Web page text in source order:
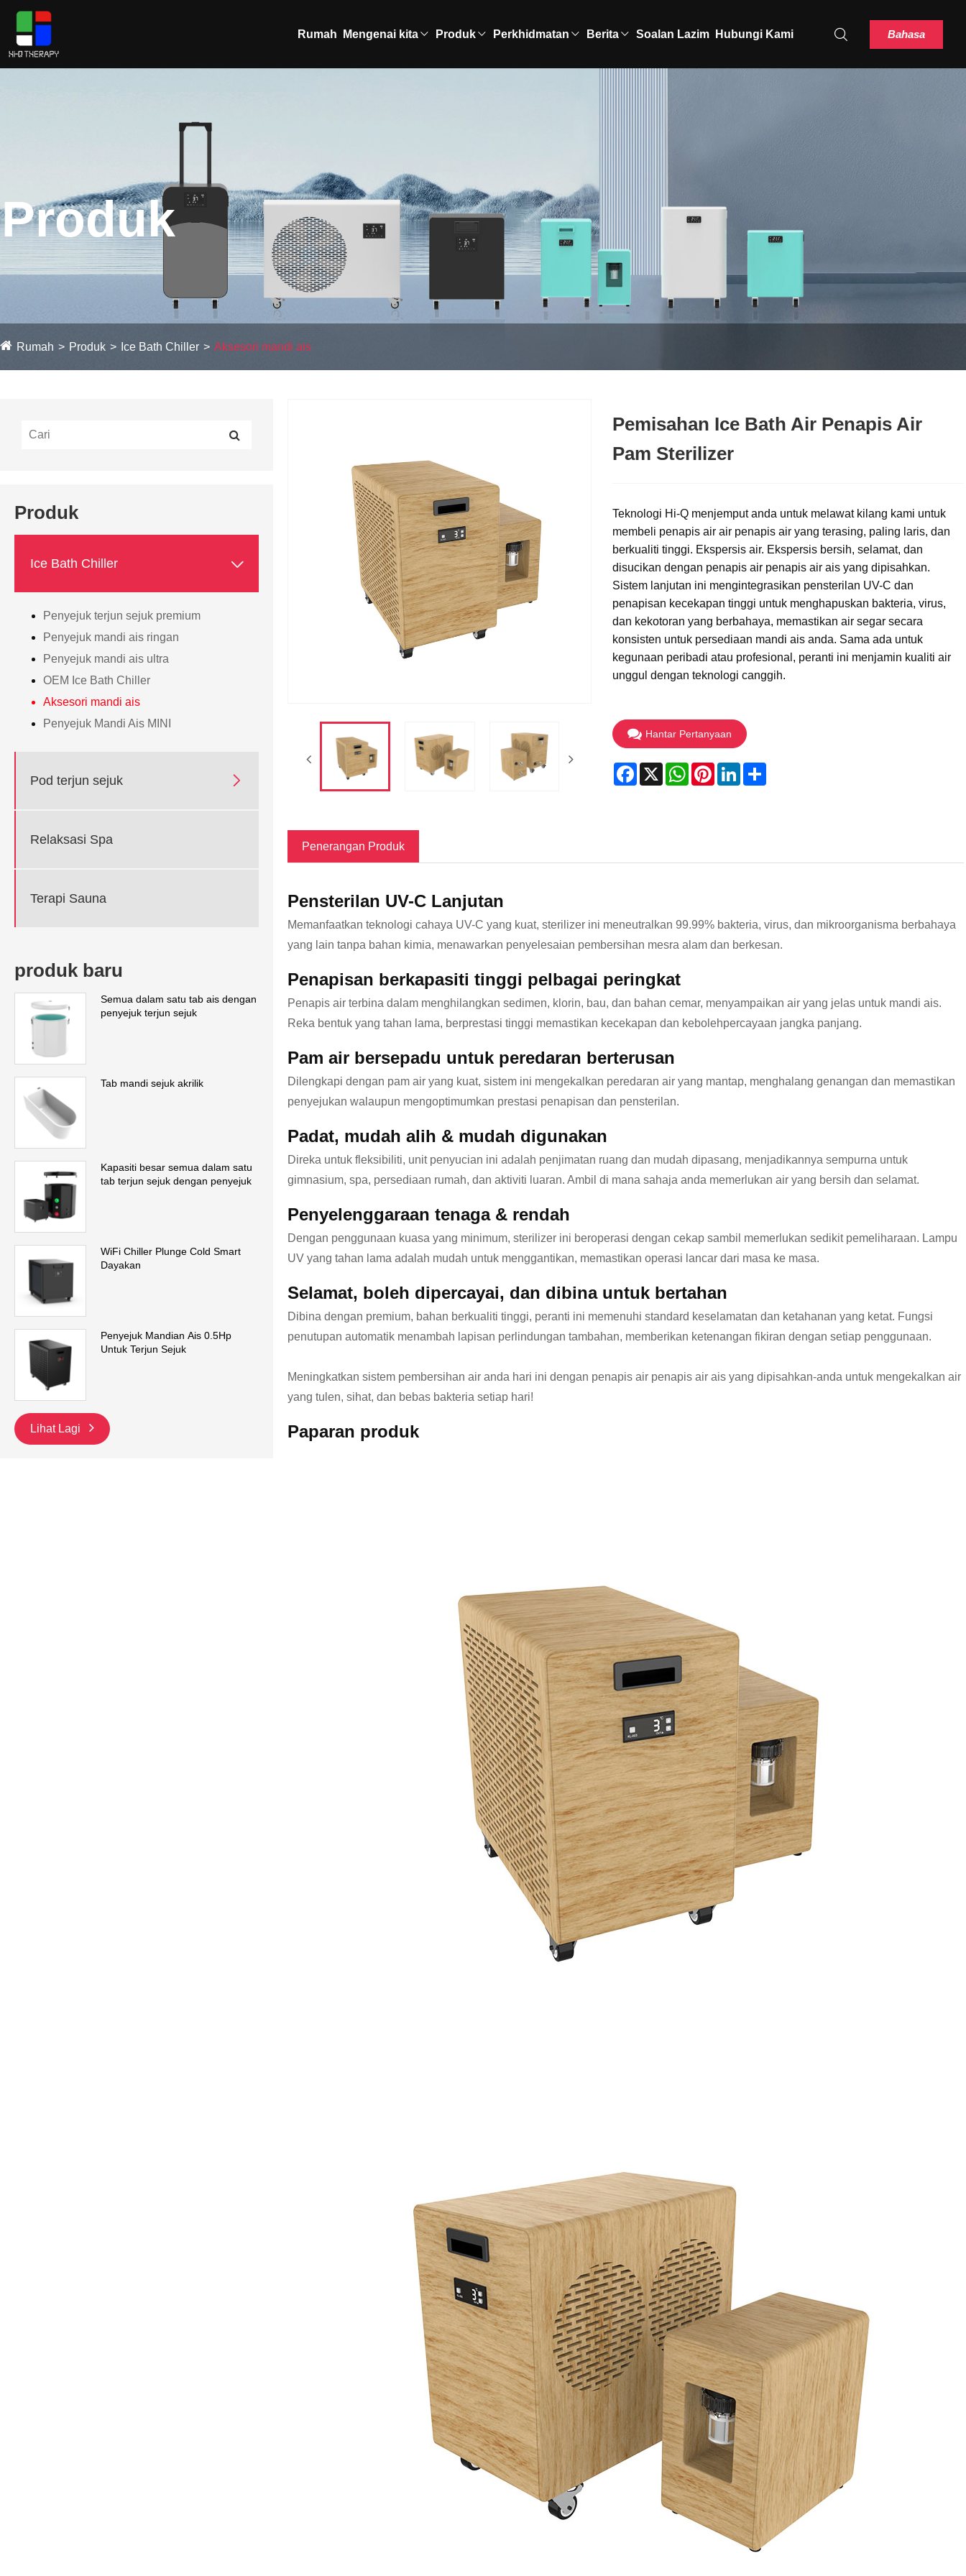
Rumah Mengenai kita Produk Perkhidmatan Berita Soalan Lazim Hubungi Kami Bahasa
Produk
Rumah Produk Ice Bath Chiller Aksesori mandi ais
Produk
Ice Bath Chiller 
Penyejuk terjun sejuk premium
Penyejuk mandi ais ringan
Penyejuk mandi ais ultra
OEM Ice Bath Chiller
Aksesori mandi ais
Penyejuk Mandi Ais MINI
Pod terjun sejuk 
Relaksasi Spa
Terapi Sauna
produk baru
Semua dalam satu tab ais dengan
penyejuk terjun sejuk
Tab mandi sejuk akrilik
Kapasiti besar semua dalam satu
tab terjun sejuk dengan penyejuk
WiFi Chiller Plunge Cold Smart
Dayakan
Penyejuk Mandian Ais 0.5Hp
Untuk Terjun Sejuk
Lihat Lagi
Pemisahan Ice Bath Air Penapis Air
Pam Sterilizer
Teknologi Hi-Q menjemput anda untuk melawat kilang kami untuk
membeli penapis air air penapis air yang terasing, paling laris, dan
berkualiti tinggi. Ekspersis air. Ekspersis bersih, selamat, dan
disucikan dengan penapis air penapis air ais yang dipisahkan.
Sistem lanjutan ini mengintegrasikan pensterilan UV-C dan
penapisan kecekapan tinggi untuk menghapuskan bakteria, virus,
dan kekotoran yang berbahaya, memastikan air segar secara
konsisten untuk persediaan mandi ais anda. Sama ada untuk
kegunaan peribadi atau profesional, peranti ini menjamin kualiti air
unggul dengan teknologi canggih.
Hantar Pertanyaan
Facebook
X WhatsApp
PinterestLinkedInShare
Penerangan Produk
Pensterilan UV-C Lanjutan
Memanfaatkan teknologi cahaya UV-C yang kuat, sterilizer ini meneutralkan 99.99% bakteria, virus, dan mikroorganisma berbahaya
yang lain tanpa bahan kimia, menawarkan penyelesaian pembersihan mesra alam dan berkesan.
Penapisan berkapasiti tinggi pelbagai peringkat
Penapis air terbina dalam menghilangkan sedimen, klorin, bau, dan bahan cemar, menyampaikan air yang jelas untuk mandi ais.
Reka bentuk yang tahan lama, berprestasi tinggi memastikan kecekapan dan kebolehpercayaan jangka panjang.
Pam air bersepadu untuk peredaran berterusan
Dilengkapi dengan pam air yang kuat, sistem ini mengekalkan peredaran air yang mantap, menghalang genangan dan memastikan
penyejukan walaupun mengoptimumkan prestasi penapisan dan pensterilan.
Padat, mudah alih & mudah digunakan
Direka untuk fleksibiliti, unit penyucian ini adalah penjimatan ruang dan mudah dipasang, menjadikannya sempurna untuk
gimnasium, spa, persediaan rumah, dan aktiviti luaran. Ambil di mana sahaja anda memerlukan air yang bersih dan selamat.
Penyelenggaraan tenaga & rendah
Dengan penggunaan kuasa yang minimum, sterilizer ini beroperasi dengan cekap sambil memerlukan sedikit pemeliharaan. Lampu
UV yang tahan lama adalah mudah untuk menggantikan, memastikan operasi lancar dari masa ke masa.
Selamat, boleh dipercayai, dan dibina untuk bertahan
Dibina dengan premium, bahan berkualiti tinggi, peranti ini memenuhi standard keselamatan dan ketahanan yang ketat. Fungsi
penutupan automatik menambah lapisan perlindungan tambahan, memberikan ketenangan fikiran dengan setiap penggunaan.
Meningkatkan sistem pembersihan air anda hari ini dengan penapis air penapis air ais yang dipisahkan-anda untuk mengekalkan air
yang tulen, sihat, dan bebas bakteria setiap hari!
Paparan produk